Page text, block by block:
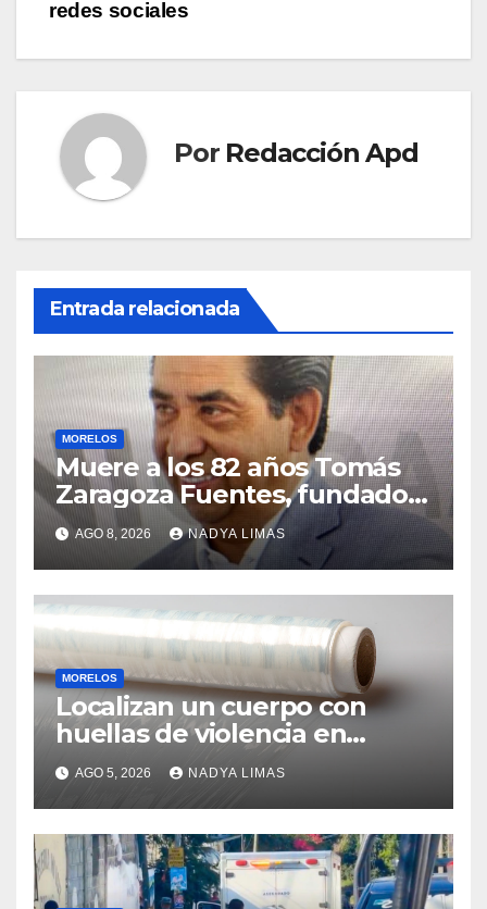
redes sociales
Por Redacción Apd
Entrada relacionada
MORELOS
Muere a los 82 años Tomás
Zaragoza Fuentes, fundador
de Grupo Tomza
AGO 8, 2026 NADYA LIMAS
MORELOS
Localizan un cuerpo con
huellas de violencia en
Yautepec; es un hombre y se
desconoce su identidad
AGO 5, 2026 NADYA LIMAS